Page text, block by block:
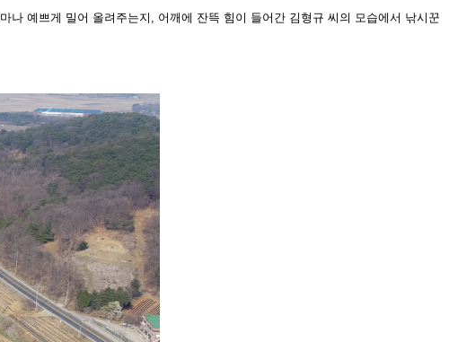
나 예쁘게 밀어 올려주는지, 어깨에 잔뜩 힘이 들어간 김형규 씨의 모습에서 낚시꾼